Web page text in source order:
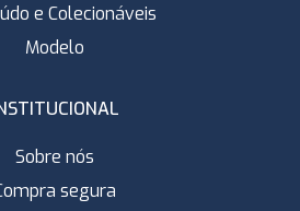
e Colecionáveis
Modelo
Sobre nós
segura